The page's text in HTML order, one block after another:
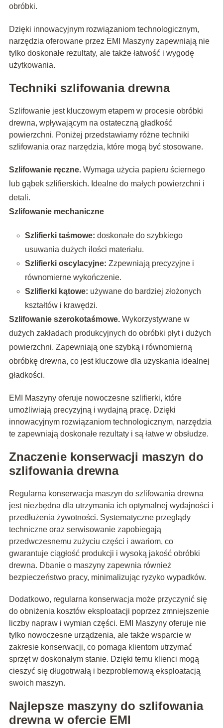
obróbki.
Dzięki innowacyjnym rozwiązaniom technologicznym,
narzędzia oferowane przez EMI Maszyny zapewniają nie
tylko doskonałe rezultaty, ale także łatwość i wygodę
użytkowania.
Techniki szlifowania drewna
Szlifowanie jest kluczowym etapem w procesie obróbki
drewna, wpływającym na ostateczną gładkość
powierzchni. Poniżej przedstawiamy różne techniki
szlifowania oraz narzędzia, które mogą być stosowane.
Szlifowanie ręczne. Wymaga użycia papieru ściernego
lub gąbek szlifierskich. Idealne do małych powierzchni i
detali.
Szlifowanie mechaniczne
Szlifierki taśmowe: doskonałe do szybkiego
usuwania dużych ilości materiału.
Szlifierki oscylacyjne: Zzpewniają precyzyjne i
równomierne wykończenie.
Szlifierki kątowe: używane do bardziej złożonych
kształtów i krawędzi.
Szlifowanie szerokotaśmowe. Wykorzystywane w
dużych zakładach produkcyjnych do obróbki płyt i dużych
powierzchni. Zapewniają one szybką i równomierną
obróbkę drewna, co jest kluczowe dla uzyskania idealnej
gładkości.
EMI Maszyny oferuje nowoczesne szlifierki, które
umożliwiają precyzyjną i wydajną pracę. Dzięki
innowacyjnym rozwiązaniom technologicznym, narzędzia
te zapewniają doskonałe rezultaty i są łatwe w obsłudze.
Znaczenie konserwacji maszyn do
szlifowania drewna
Regularna konserwacja maszyn do szlifowania drewna
jest niezbędna dla utrzymania ich optymalnej wydajności i
przedłużenia żywotności. Systematyczne przeglądy
techniczne oraz serwisowanie zapobiegają
przedwczesnemu zużyciu części i awariom, co
gwarantuje ciągłość produkcji i wysoką jakość obróbki
drewna. Dbanie o maszyny zapewnia również
bezpieczeństwo pracy, minimalizując ryzyko wypadków.
Dodatkowo, regularna konserwacja może przyczynić się
do obniżenia kosztów eksploatacji poprzez zmniejszenie
liczby napraw i wymian części. EMI Maszyny oferuje nie
tylko nowoczesne urządzenia, ale także wsparcie w
zakresie konserwacji, co pomaga klientom utrzymać
sprzęt w doskonałym stanie. Dzięki temu klienci mogą
cieszyć się długotrwałą i bezproblemową eksploatacją
swoich maszyn.
Najlepsze maszyny do szlifowania
drewna w ofercie EMI